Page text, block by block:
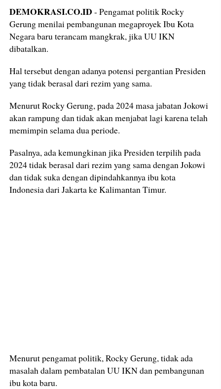
DEMOKRASI.CO.ID - Pengamat politik Rocky
Gerung menilai pembangunan megaproyek Ibu Kota
Negara baru terancam mangkrak, jika UU IKN
dibatalkan.
Hal tersebut dengan adanya potensi pergantian Presiden
yang tidak berasal dari rezim yang sama.
Menurut Rocky Gerung, pada 2024 masa jabatan Jokowi
akan rampung dan tidak akan menjabat lagi karena telah
memimpin selama dua periode.
Pasalnya, ada kemungkinan jika Presiden terpilih pada
2024 tidak berasal dari rezim yang sama dengan Jokowi
dan tidak suka dengan dipindahkannya ibu kota
Indonesia dari Jakarta ke Kalimantan Timur.
Menurut pengamat politik, Rocky Gerung, tidak ada
masalah dalam pembatalan UU IKN dan pembangunan
ibu kota baru.